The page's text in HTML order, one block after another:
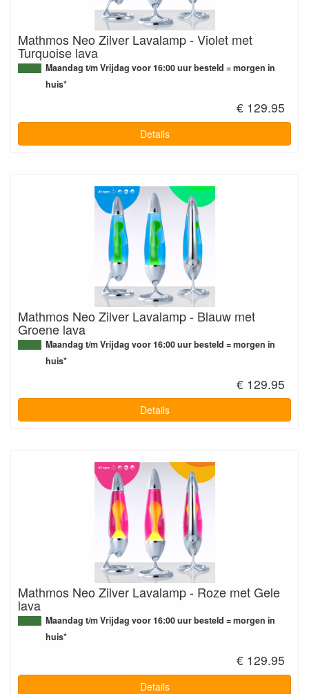
Mathmos Neo Zilver Lavalamp - Violet met
Turquoise lava
Maandag t/m Vrijdag voor 16:00 uur besteld = morgen in
huis*
€ 129.95
Details
Mathmos Neo Zilver Lavalamp - Blauw met
Groene lava
Maandag t/m Vrijdag voor 16:00 uur besteld = morgen in
huis*
€ 129.95
Details
Mathmos Neo Zilver Lavalamp - Roze met Gele
lava
Maandag t/m Vrijdag voor 16:00 uur besteld = morgen in
huis*
€ 129.95
Details